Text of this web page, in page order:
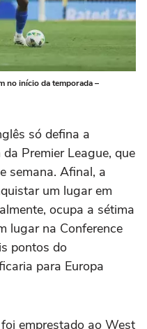
no início da temporada –
só defina a
Premier League, que
semana. Afinal, a
um lugar em
ocupa a sétima
lugar na Conference
pontos do
para Europa
emprestado ao West